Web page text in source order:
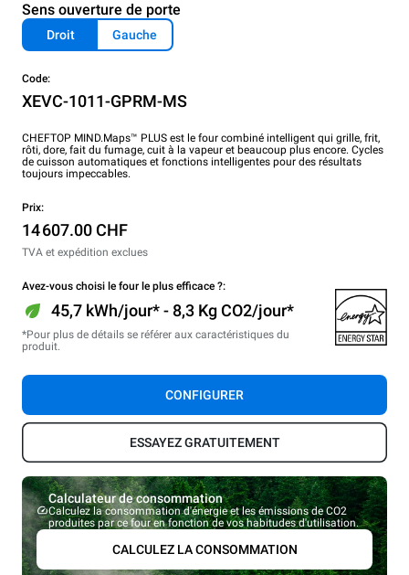
Sens ouverture de porte
Droit Gauche
Code:
XEVC-1011-GPRM-MS
CHEFTOP MIND.Maps™ PLUS est le four combiné intelligent qui grille, frit,
rôti, dore, fait du fumage, cuit à la vapeur et beaucoup plus encore. Cycles
de cuisson automatiques et fonctions intelligentes pour des résultats
toujours impeccables.
Prix:
14 607.00 CHF
TVA et expédition exclues
Avez-vous choisi le four le plus efficace ?:
45,7 kWh/jour* - 8,3 Kg CO2/jour*
*Pour plus de détails se référer aux caractéristiques du
produit.
CONFIGURER
ESSAYEZ GRATUITEMENT
Calculateur de consommation
Calculez la consommation d'énergie et les émissions de CO2
produites par ce four en fonction de vos habitudes d'utilisation.
CALCULEZ LA CONSOMMATION